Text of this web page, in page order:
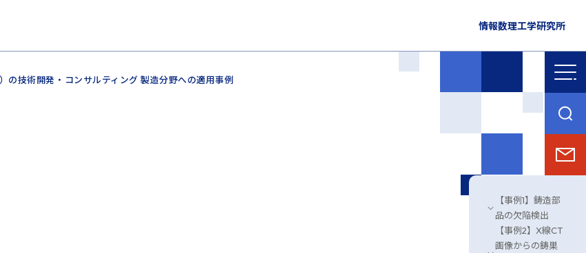
情報数理工学研究所
の技術開発・コンサルティング 製造分野への適用事例
【事例1】鋳造部
品の欠陥検出
【事例2】X線CT
画像からの鋳巣